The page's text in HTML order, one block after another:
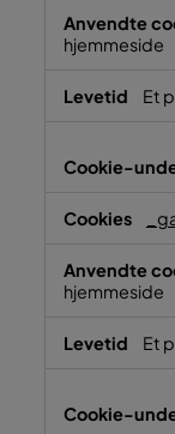
hjemmeside
Et
hjemmeside
Et